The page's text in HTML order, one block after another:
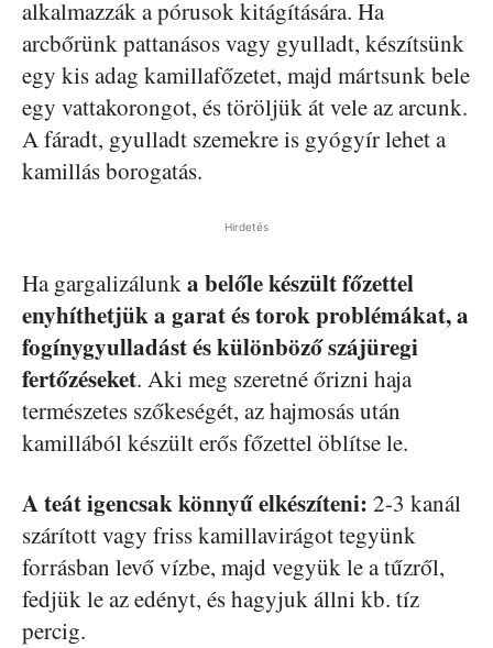
alkalmazzák a pórusok kitágítására. Ha
arcbőrünk pattanásos vagy gyulladt, készítsünk
egy kis adag kamillafőzetet, majd mártsunk bele
egy vattakorongot, és töröljük át vele az arcunk.
A fáradt, gyulladt szemekre is gyógyír lehet a
kamillás borogatás.
Hirdetés
Ha gargalizálunka belőle készült főzettel
enyhíthetjük a garat és torok problémákat, a
fogínygyulladást és különböző szájüregi
fertőzéseket. Aki meg szeretné őrizni haja
természetes szőkeségét, az hajmosás után
kamillából készült erős főzettel öblítse le.
A teát igencsak könnyű elkészíteni: 2-3 kanál
szárított vagy friss kamillavirágot tegyünk
forrásban levő vízbe, majd vegyük le a tűzről,
fedjük le az edényt, és hagyjuk állni kb. tíz
percig.